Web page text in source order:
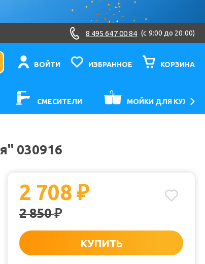
8 495 647 00 84 (c 9:00 до 20:00)
ВОЙТИ ИЗБРАННОЕ КОРЗИНА
СМЕСИТЕЛИ МОЙКИ ДЛЯ КУХНИ
030916
2 708 ₽
2 850₽
КУПИТЬ